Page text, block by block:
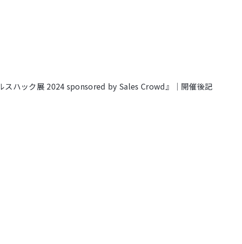
スハック展 2024 sponsored by Sales Crowd』｜開催後記